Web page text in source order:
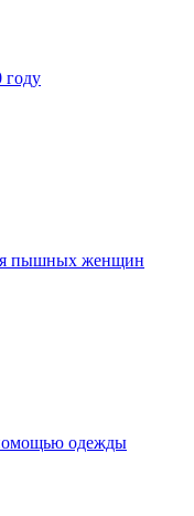
году
пышных женщин
одежды